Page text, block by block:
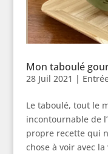
Mon taboulé
28 Juil 2021 |
Le taboulé, tout le
incontournable de
propre recette qui
chose à voir avec